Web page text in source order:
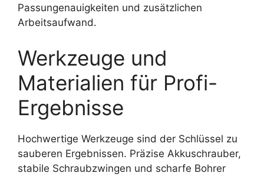
Passungenauigkeiten und zusätzlichen
Arbeitsaufwand.
Werkzeuge und
Materialien für Profi-
Ergebnisse
Hochwertige Werkzeuge sind der Schlüssel zu
sauberen Ergebnissen. Präzise Akkuschrauber,
stabile Schraubzwingen und scharfe Bohrer